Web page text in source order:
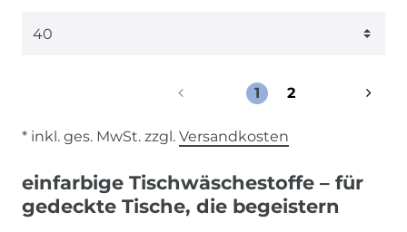
1 2
* inkl. ges. MwSt. zzgl. Versandkosten
einfarbige Tischwäschestoffe – für
gedeckte Tische, die begeistern